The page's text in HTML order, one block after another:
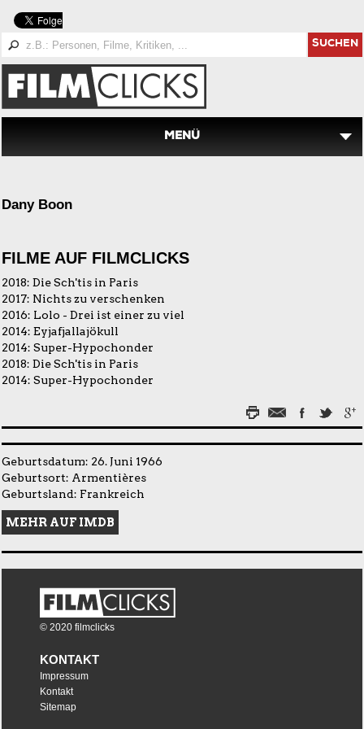
SUCHEN
MENÜ
Dany Boon
FILME AUF FILMCLICKS
2018: Die Sch'tis in Paris
2017: Nichts zu verschenken
2016: Lolo - Drei ist einer zu viel
2014: Eyjafjallajökull
2014: Super-Hypochonder
2018: Die Sch'tis in Paris
2014: Super-Hypochonder
Geburtsdatum: 26. Juni 1966
Geburtsort: Armentières
Geburtsland: Frankreich
MEHR AUF IMDB
© 2020 filmclicks
KONTAKT
Impressum
Kontakt
Sitemap